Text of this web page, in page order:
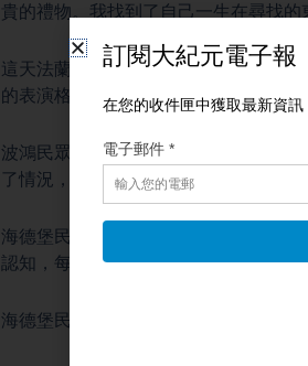
貴的禮物。我找到了自己一生在尋找
這天法蘭克福市區有多個大型活動，
的表演格外引人注目。
波鴻民眾克伯爾：「我真的覺得很美
了情況，非常好。」
海德堡民眾阿里安‧基亞尼：「我覺得
認知，每個人都應該將其銘記在心。
海德堡民眾桑德拉‧博森伯格：「這個